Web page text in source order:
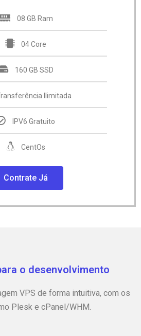
08 GB Ram
04 Core
160 GB SSD
Ilimitada
IPV6 Gratuito
CentOs
Contrate Já
o desenvolvimento
VPS de forma intuitiva, com os
Plesk e cPanel/WHM.